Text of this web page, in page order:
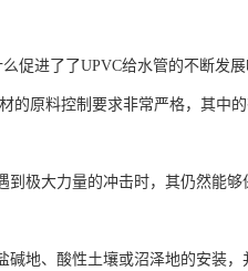
促进了了UPVC给水管的不断发展
原料控制要求非常严格，其中
极大力量的冲击时，其仍然能够
地、酸性土壤或沼泽地的安装